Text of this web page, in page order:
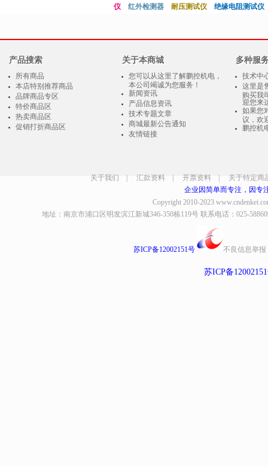
仪
红外检测器 耐压测试仪 绝缘电阻测试仪
产品搜索
所有商品
本店特别推荐商品
品牌商品专区
特价商品区
热卖商品区
促销打折商品区
关于本商城
您可以从这里了解鹏控机电，
本公司竭诚为您服务！
新闻资讯
产品信息资讯
技术专题文章
商城最新公告通知
友情链接
多种服
技术中
这里是
购买我
迎您来
如果您
议，欢
鹏控机
关于我们 汇款资料 开票资料
关于特定商
企业因简单而专注，因专
Copyright 2010-2023
地址：南京市浦口区明发滨江新城346-350栋119号 联系电话：025-
苏ICP备12002151号 不良信息举报
苏ICP备